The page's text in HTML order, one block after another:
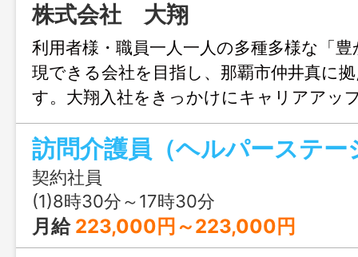
株式会社 大翔
利用者様・職員一人一人の多種多様な「
現できる会社を目指し、那覇市仲井真に
す。大翔入社をきっかけにキャリアアッ
ップを実現してみませんか？ ＜仕事内
立した日常生活または社会生活を営むこ
う、当該障がい者等の身体その他の状況
いる環境に応じて、入浴、排せつ及び食
理、洗濯及び清掃等家事や生活等に関す
い、外出時には移動に必要な情報の提供
訪問介護員（ヘルパーステー
契約社員
(1)8時30分～17時30分
月給 223,000円～223,000円